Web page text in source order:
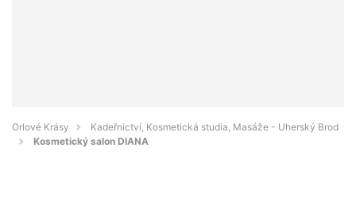
Orlové Krásy
Kadeřnictví, Kosmetická studia, Masáže - Uherský Brod
Kosmetický salon DIANA